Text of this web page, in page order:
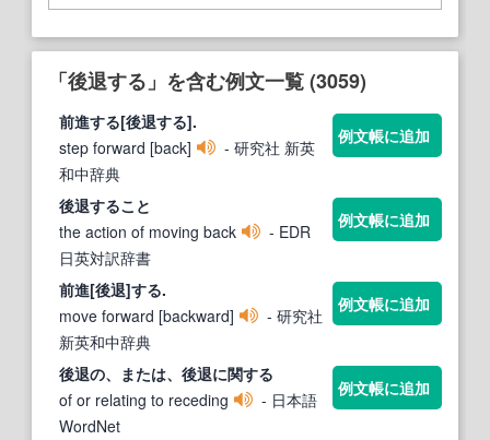
「後退する」を含む例文一覧 (3059)
前進する[後退する].
step forward [back]
- 研究社 新英
和中辞典
例文帳に追加
後退すること
the action of moving back
- EDR
日英対訳辞書
例文帳に追加
前進[後退]する.
move forward [backward]
- 研究社
新英和中辞典
例文帳に追加
後退の、または、 後退に関する
of or relating to receding
- 日本語
WordNet
例文帳に追加